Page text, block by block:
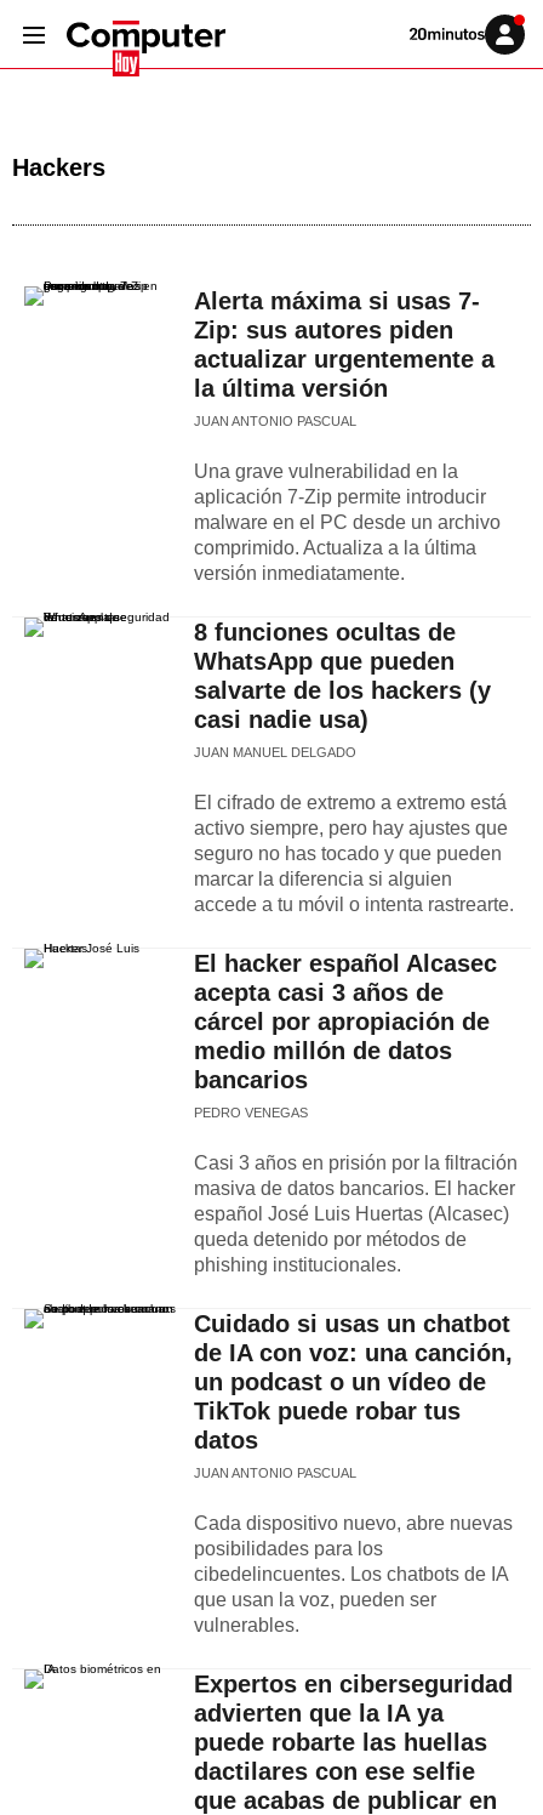
Volver
Iniciar
sesión
Hackers
Alerta máxima si usas 7-
Zip: sus autores piden
actualizar urgentemente a
la última versión
JUAN ANTONIO PASCUAL
Una grave vulnerabilidad en la
aplicación 7-Zip permite introducir
malware en el PC desde un archivo
comprimido. Actualiza a la última
versión inmediatamente.
8 funciones ocultas de
WhatsApp que pueden
salvarte de los hackers (y
casi nadie usa)
JUAN MANUEL DELGADO
El cifrado de extremo a extremo está
activo siempre, pero hay ajustes que
seguro no has tocado y que pueden
marcar la diferencia si alguien
accede a tu móvil o intenta rastrearte.
El hacker español Alcasec
acepta casi 3 años de
cárcel por apropiación de
medio millón de datos
bancarios
PEDRO VENEGAS
Casi 3 años en prisión por la filtración
masiva de datos bancarios. El hacker
español José Luis Huertas (Alcasec)
queda detenido por métodos de
phishing institucionales.
Cuidado si usas un chatbot
de IA con voz: una canción,
un podcast o un vídeo de
TikTok puede robar tus
datos
JUAN ANTONIO PASCUAL
Cada dispositivo nuevo, abre nuevas
posibilidades para los
cibedelincuentes. Los chatbots de IA
que usan la voz, pueden ser
vulnerables.
Expertos en ciberseguridad
advierten que la IA ya
puede robarte las huellas
dactilares con ese selfie
que acabas de publicar en